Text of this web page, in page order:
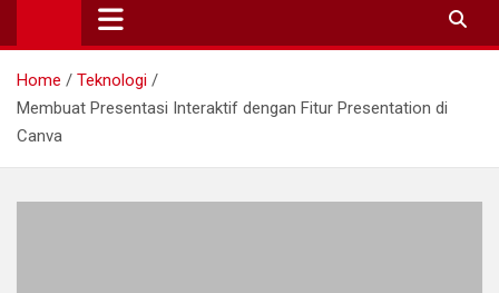
Home
Teknologi
Membuat Presentasi Interaktif dengan Fitur Presentation di
Canva